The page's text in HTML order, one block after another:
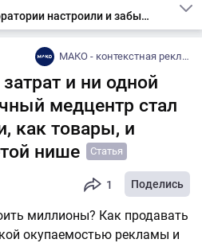
Рекламу медицинской лаборатории настроили и забыли. Выручка с трудом окупала затраты
МАКО - контекстная реклама и маркетплейсы с оплатой за результат
и ни одной
медцентр стал
как товары, и
нише
Статья
1 Поделись
миллионы? Как продавать
окупаемостью рекламы и